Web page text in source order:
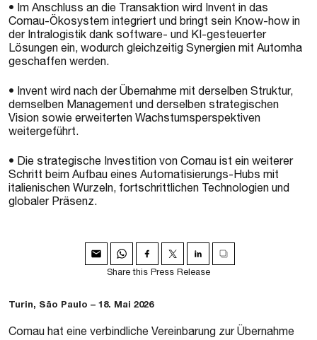
• Im Anschluss an die Transaktion wird Invent in das
Comau-Ökosystem integriert und bringt sein Know-how in
der Intralogistik dank software- und KI-gesteuerter
Lösungen ein, wodurch gleichzeitig Synergien mit Automha
geschaffen werden.
• Invent wird nach der Übernahme mit derselben Struktur,
demselben Management und derselben strategischen
Vision sowie erweiterten Wachstumsperspektiven
weitergeführt.
• Die strategische Investition von Comau ist ein weiterer
Schritt beim Aufbau eines Automatisierungs-Hubs mit
italienischen Wurzeln, fortschrittlichen Technologien und
globaler Präsenz.
Share this Press Release
Turin, São Paulo – 18. Mai 2026
Comau hat eine verbindliche Vereinbarung zur Übernahme